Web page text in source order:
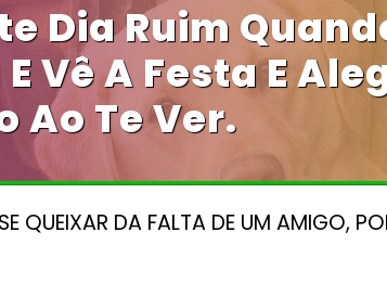
Dia Ruim
Vê A Festa E
Ao Te Ver.
QUEIXAR DA FALTA DE UM AMIGO,